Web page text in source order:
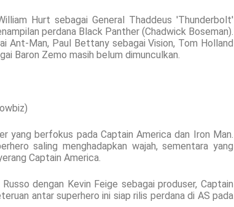
Hurt sebagai General Thaddeus 'Thunderbolt'
perdana Black Panther (Chadwick Boseman).
Ant-Man, Paul Bettany sebagai Vision, Tom Holland
Baron Zemo masih belum dimunculkan.
yang berfokus pada Captain America dan Iron Man.
saling menghadapkan wajah, sementara yang
Captain America.
dengan Kevin Feige sebagai produser, Captain
antar superhero ini siap rilis perdana di AS pada